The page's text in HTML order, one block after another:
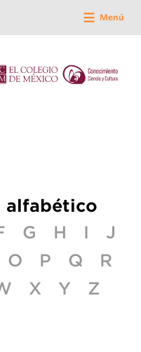
Menú
alfabético
G H I
J
O P Q
R
X Y Z